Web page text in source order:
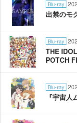
Blu-ray
出禁のモ
Blu-ray
THE
POTCH
Blu-ray
『宇宙